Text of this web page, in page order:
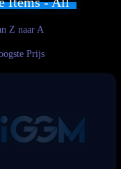
Z naar A
Prijs